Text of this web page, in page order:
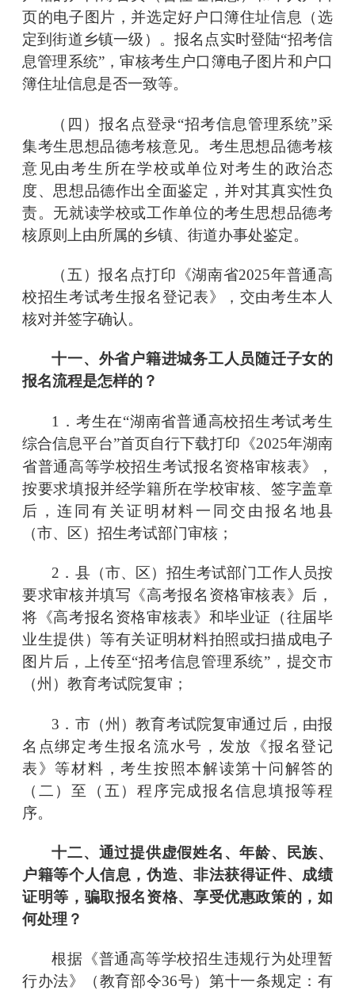
页的电子图片，并选定好户口簿住址信息（选
定到街道乡镇一级）。报名点实时登陆“招考信
息管理系统”，审核考生户口簿电子图片和户口
簿住址信息是否一致等。
（四）报名点登录“招考信息管理系统”采
集考生思想品德考核意见。考生思想品德考核
意见由考生所在学校或单位对考生的政治态
度、思想品德作出全面鉴定，并对其真实性负
责。无就读学校或工作单位的考生思想品德考
核原则上由所属的乡镇、街道办事处鉴定。
（五）报名点打印《湖南省2025年普通高
校招生考试考生报名登记表》，交由考生本人
核对并签字确认。
十一、外省户籍进城务工人员随迁子女的
报名流程是怎样的？
1．考生在“湖南省普通高校招生考试考生
综合信息平台”首页自行下载打印 《2025年湖南
省普通高等学校招生考试报名资格审核表》
，
按要求填报并经学籍所在学校审核、签字盖章
后，连同有关证明材料一同交由报名地县
（市、区）招生考试部门审核；
2．县（市、区）招生考试部门工作人员按
要求审核并填写《高考报名资格审核表》后，
将《高考报名资格审核表》和毕业证（往届毕
业生提供）等有关证明材料拍照或扫描成电子
图片后，上传至“招考信息管理系统”，提交市
（州）教育考试院复审；
3．市（州）教育考试院复审通过后，由报
名点绑定考生报名流水号，发放《报名登记
表》等材料，考生按照本解读第十问解答的
（二）至（五）程序完成报名信息填报等程
序。
十二、通过提供虚假姓名、年龄、民族、
户籍等个人信息，伪造、非法获得证件、成绩
证明等，骗取报名资格、享受优惠政策的，如
何处理？
根据《普通高等学校招生违规行为处理暂
行办法》（教育部令36号）第十一条规定：有